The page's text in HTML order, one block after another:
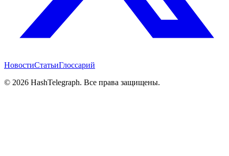
НовостиСтатьиГлоссарий
© 2026 HashTelegraph. Все права защищены.